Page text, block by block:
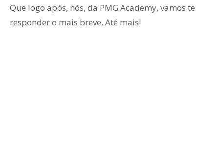
Que logo após, nós, da PMG Academy, vamos te
responder o mais breve. Até mais!